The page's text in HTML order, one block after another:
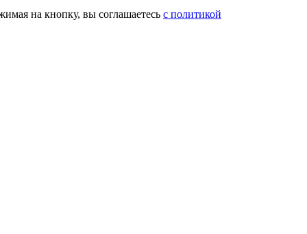
на кнопку, вы соглашаетесь с политикой